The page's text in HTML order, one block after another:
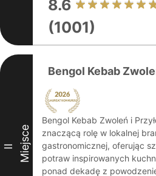
8.6
(1001)
II Miejsce
Bengol Kebab
Bengol Kebab Zwoleń i
znaczącą rolę w lokalnej
gastronomicznej, oferując
potraw inspirowanych
ponad dekadę z